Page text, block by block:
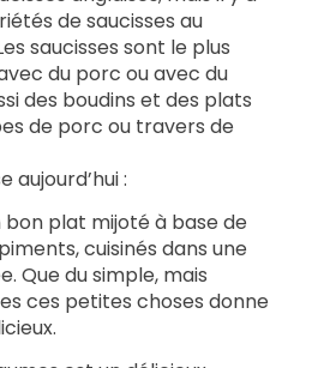
de saucisses au
saucisses sont le plus
du porc ou avec du
des boudins et des plats
de porc ou travers de
aujourd’hui :
bon plat mijoté à base de
cuisinés dans une
Que du simple, mais
ces petites choses donne